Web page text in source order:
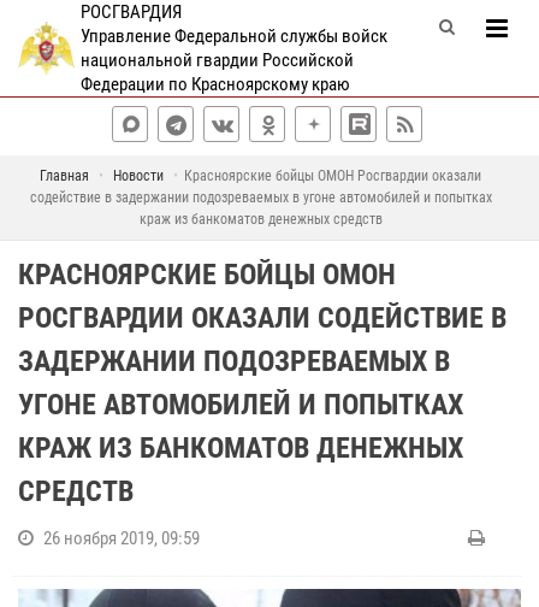
РОСГВАРДИЯ
Управление Федеральной службы войск
национальной гвардии Российской
Федерации по Красноярскому краю
Главная Новости
Красноярские бойцы ОМОН Росгвардии оказали
содействие в задержании подозреваемых в угоне автомобилей и попытках
краж из банкоматов денежных средств
КРАСНОЯРСКИЕ БОЙЦЫ ОМОН
РОСГВАРДИИ ОКАЗАЛИ СОДЕЙСТВИЕ В
ЗАДЕРЖАНИИ ПОДОЗРЕВАЕМЫХ В
УГОНЕ АВТОМОБИЛЕЙ И ПОПЫТКАХ
КРАЖ ИЗ БАНКОМАТОВ ДЕНЕЖНЫХ
СРЕДСТВ
26 ноября 2019, 09:59